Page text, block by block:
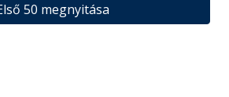
50 megnyitása